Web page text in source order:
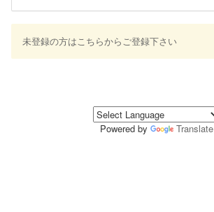
未登録の方はこちらからご登録下さい
Powered by Translate